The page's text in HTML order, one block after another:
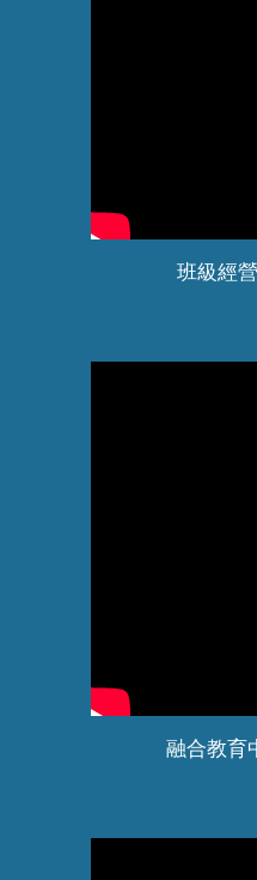
班級經
融合教育